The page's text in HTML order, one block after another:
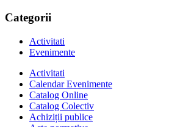
Categorii
Activitati
Evenimente
Activitati
Calendar Evenimente
Catalog Online
Catalog Colectiv
Achiziții publice